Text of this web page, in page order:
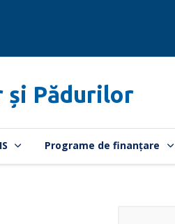
și Pădurilor
Programe de finanțare